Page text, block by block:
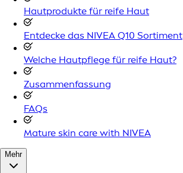
Hautprodukte für reife Haut
Entdecke das NIVEA Q10 Sortiment
Welche Hautpflege für reife Haut?
Zusammenfassung
FAQs
Mature skin care with NIVEA
Mehr